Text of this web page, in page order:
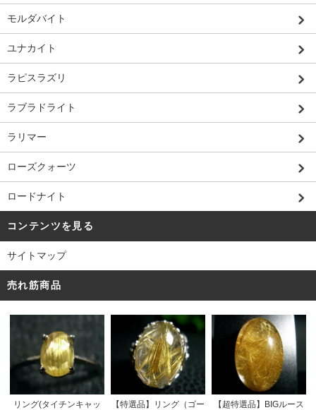
モルダバイト
ユナカイト
ラピスラズリ
ラブラドライト
ラリマー
ローズクォーツ
ロードナイト
コンテンツを見る
サイトマップ
売れ筋商品
リング(タイチンキャッ
【特選品】リング（ゴー
【超特選品】BIGルース